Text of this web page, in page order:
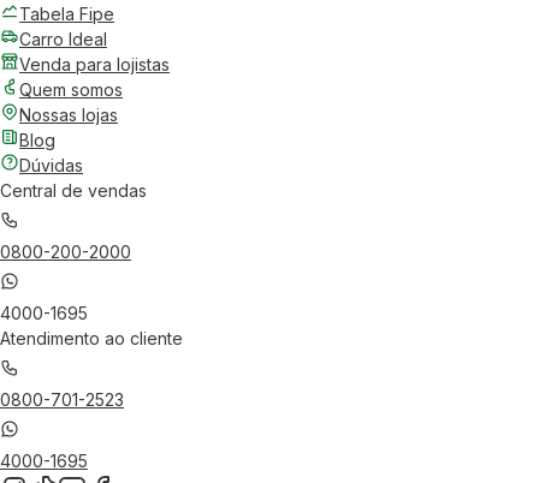
Tabela Fipe
Carro Ideal
Venda para lojistas
Quem somos
Nossas lojas
Blog
Dúvidas
Central de vendas
0800-200-2000
4000-1695
Atendimento ao cliente
0800-701-2523
4000-1695